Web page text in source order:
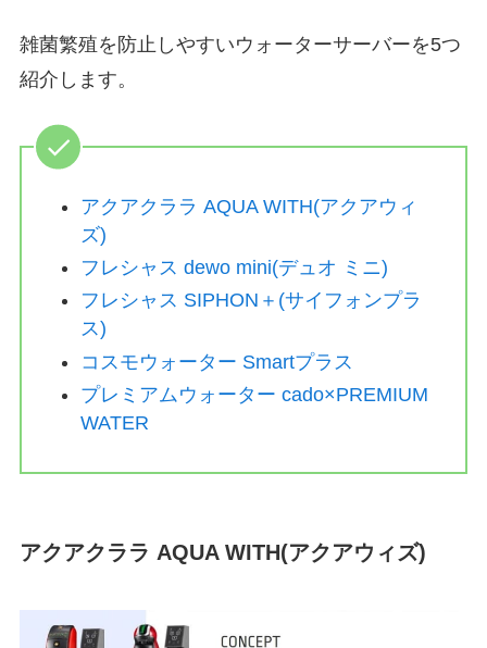
雑菌繁殖を防止しやすいウォーターサーバーを5つ
紹介します。
アクアクララ AQUA WITH(アクアウィ
ズ)
フレシャス dewo mini(デュオ ミニ)
フレシャス SIPHON＋(サイフォンプラ
ス)
コスモウォーター Smartプラス
プレミアムウォーター cado×PREMIUM
WATER
アクアクララ AQUA WITH(アクアウィズ)